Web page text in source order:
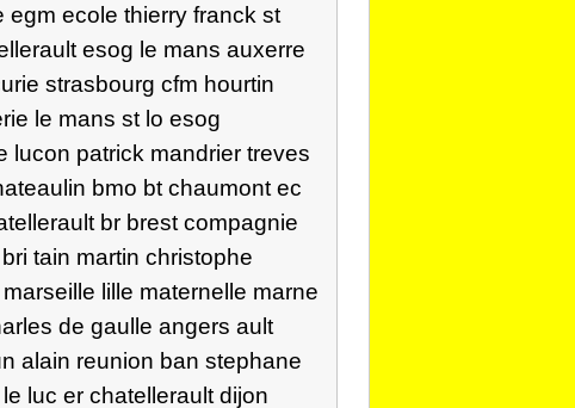
ecole thierry franck st
esog le mans auxerre
strasbourg cfm hourtin
le mans st lo esog
lucon patrick mandrier treves
bmo bt chaumont ec
br brest compagnie
tain martin christophe
lille maternelle marne
de gaulle angers ault
alain reunion ban stephane
luc er chatellerault dijon